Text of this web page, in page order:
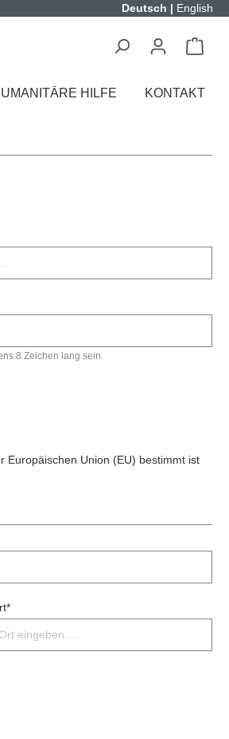
Deutsch | English
HILFE KONTAKT
8 Zeichen lang sein.
Europäischen Union (EU) bestimmt ist